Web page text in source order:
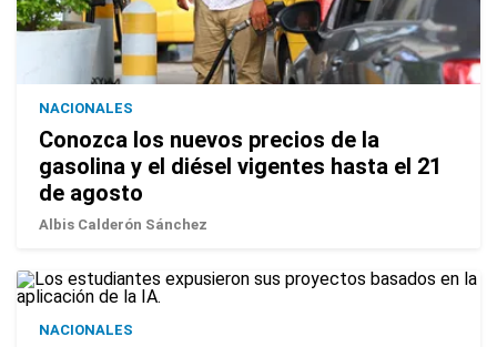
NACIONALES
Conozca los nuevos precios de la
gasolina y el diésel vigentes hasta el 21
de agosto
Albis Calderón Sánchez
NACIONALES